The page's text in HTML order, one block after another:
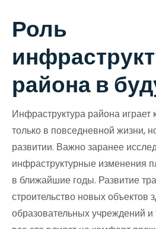
Роль
района в
Инфраструктура района
только в повседневной жизни,
развитии. Важно заранее
инфраструктурные изменения
в ближайшие годы. Развитие
строительство новых объектов
образовательных учреждений